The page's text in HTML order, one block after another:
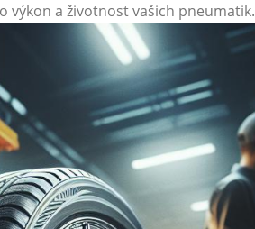
výkon a životnost vašich pneumatik.